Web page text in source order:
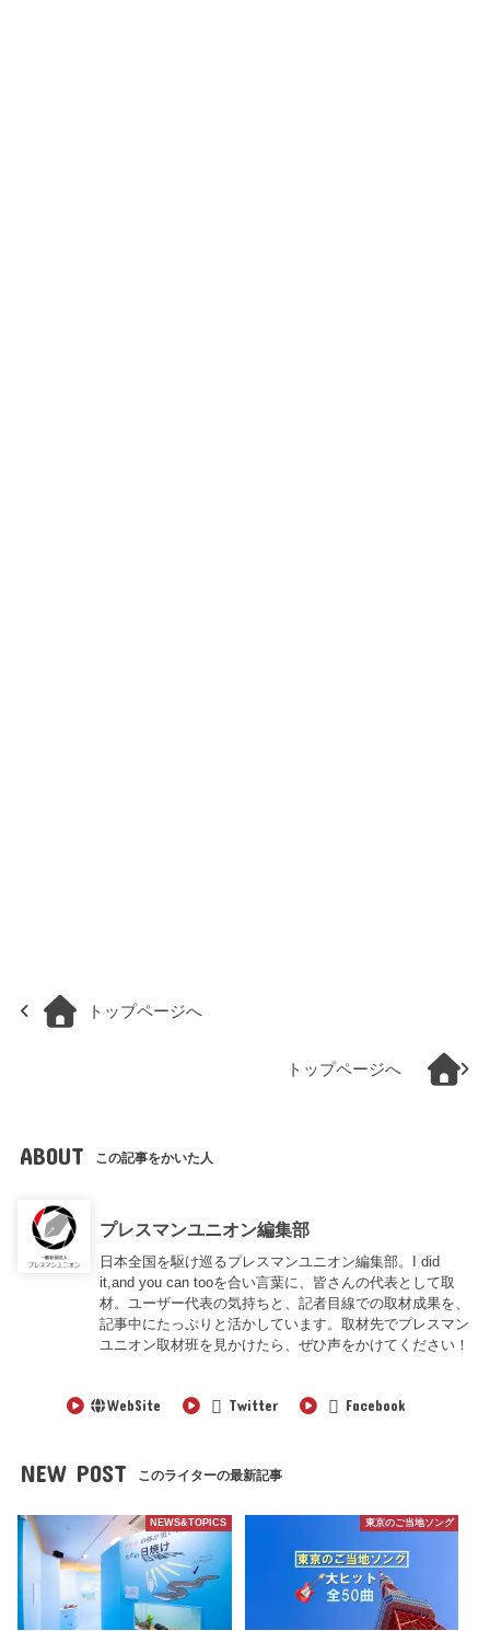
トップページへ
トップページへ
ABOUT この記事をかいた人
プレスマンユニオン編集部
日本全国を駆け巡るプレスマンユニオン編集部。I did
it,and you can tooを合い言葉に、皆さんの代表として取
材。ユーザー代表の気持ちと、記者目線での取材成果を、
記事中にたっぷりと活かしています。取材先でプレスマン
ユニオン取材班を見かけたら、ぜひ声をかけてください！
WebSite Twitter Facebook
NEW POST このライターの最新記事
NEWS&TOPICS 東京のご当地ソング